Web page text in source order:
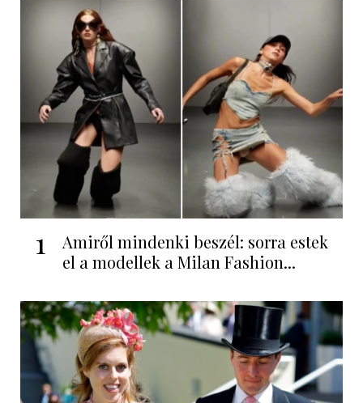
1
Amiről mindenki beszél: sorra estek
el a modellek a Milan Fashion...